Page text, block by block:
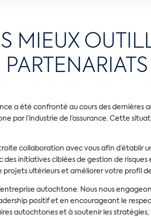
MIEUX
PARTENARIATS
a été confronté au cours des
par l’industrie de l’assurance. Cette
collaboration avec vous afin
des initiatives ciblées de gestion de
ultérieurs et améliorer votre profil
autochtone. Nous nous
positif et en encourageant le
autochtones et à soutenir les stratégies,